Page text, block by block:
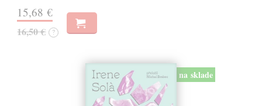
15,68 €
16,50 € ?
na sklade